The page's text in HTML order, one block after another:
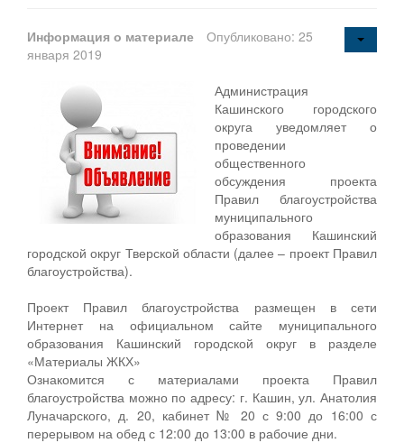
Информация о материале
Опубликовано: 25
января 2019
Администрация
Кашинского городского
округа уведомляет о
проведении
общественного
обсуждения проекта
Правил благоустройства
муниципального
образования Кашинский
городской округ Тверской области (далее – проект Правил
благоустройства).
Проект Правил благоустройства размещен в сети
Интернет на официальном сайте муниципального
образования Кашинский городской округ в разделе
«Материалы ЖКХ»
Ознакомится с материалами проекта Правил
благоустройства можно по адресу: г. Кашин, ул. Анатолия
Луначарского, д. 20, кабинет № 20 с 9:00 до 16:00 с
перерывом на обед с 12:00 до 13:00 в рабочие дни.